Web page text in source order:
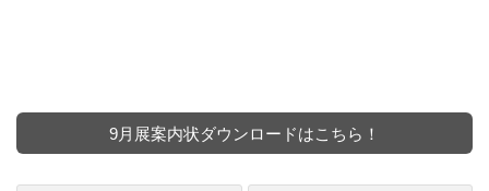
9月展案内状ダウンロードはこちら！